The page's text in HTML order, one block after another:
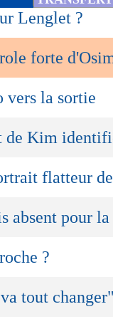
Lenglet ?
forte
vers la sortie
de Kim
flatteur
absent pour
?
tout